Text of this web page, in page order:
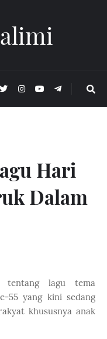
Hari
Dalam
tentang lagu tema
55 yang kini sedang
khususnya anak